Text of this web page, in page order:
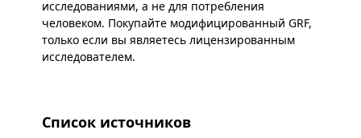
исследованиями, а не для потребления
человеком. Покупайте модифицированный GRF,
только если вы являетесь лицензированным
исследователем.
Список источников